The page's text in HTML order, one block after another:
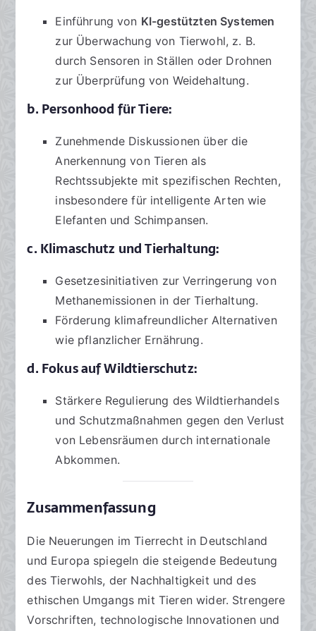
Einführung von KI-gestützten Systemen
zur Überwachung von Tierwohl, z. B.
durch Sensoren in Ställen oder Drohnen
zur Überprüfung von Weidehaltung.
b. Personhood für Tiere:
Zunehmende Diskussionen über die
Anerkennung von Tieren als
Rechtssubjekte mit spezifischen Rechten,
insbesondere für intelligente Arten wie
Elefanten und Schimpansen.
c. Klimaschutz und Tierhaltung:
Gesetzesinitiativen zur Verringerung von
Methanemissionen in der Tierhaltung.
Förderung klimafreundlicher Alternativen
wie pflanzlicher Ernährung.
d. Fokus auf Wildtierschutz:
Stärkere Regulierung des Wildtierhandels
und Schutzmaßnahmen gegen den Verlust
von Lebensräumen durch internationale
Abkommen.
Zusammenfassung
Die Neuerungen im Tierrecht in Deutschland
und Europa spiegeln die steigende Bedeutung
des Tierwohls, der Nachhaltigkeit und des
ethischen Umgangs mit Tieren wider. Strengere
Vorschriften, technologische Innovationen und